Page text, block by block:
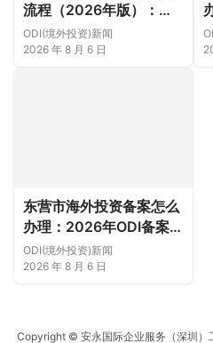
流程（2026年版）：从
项目立项、发改商务备案
到银行汇款（附材料清单
ODI(境外投资)新闻
2026 年 8 月 6 日
东营市海外投资备案怎么
办理：2026年ODI备案流
程、材料与注意事项（附
材料清单及成功案例与正
ODI(境外投资)新闻
2026 年 8 月 6 日
Copyright © 安永国际企业服务（深圳）